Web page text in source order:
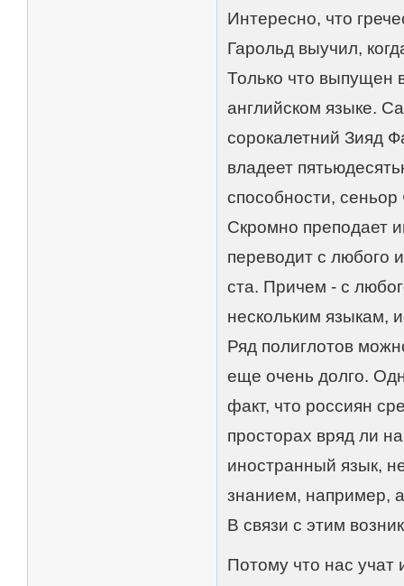
Интересно, что
Гарольд выучил,
Только что выпущен
английском языке.
сорокалетний Зияд
владеет
способности,
Скромно преподает
переводит с любого
ста. Причем - с
нескольким языкам,
Ряд полиглотов
еще очень долго.
факт, что россиян
просторах вряд ли
иностранный язык,
знанием, например,
В связи с этим
Потому что нас учат